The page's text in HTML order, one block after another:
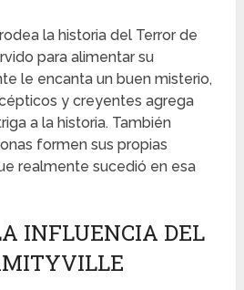
la historia del Terror de
para alimentar su
le encanta un buen misterio,
y creyentes agrega
a la historia. También
formen sus propias
realmente sucedió en esa
INFLUENCIA DEL